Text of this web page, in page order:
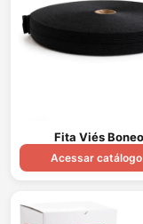
Fita Viés
Acessar